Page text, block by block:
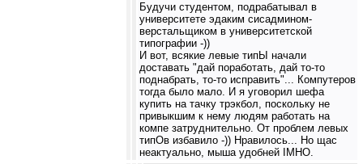
Будучи студентом, подрабатывал в
университете эдаким сисадмином-
верстальщиком в университетской
типографии -))
И вот, всякие левые типЫ начали
доставать "дай поработать, дай то-то
поднабрать, то-то исправить"... Компутеров
тогда было мало. И я уговорил шефа
купить на тачку трэкбол, поскольку не
привыкшим к нему людям работать на
компе затруднительно. От проблем левых
типОв избавило -)) Нравилось... Но щас
неактуально, мыша удобней IMHO.